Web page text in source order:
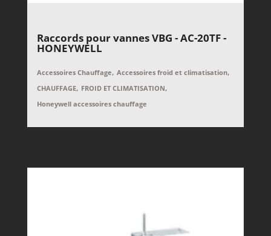
Raccords pour vannes VBG - AC-20TF -
HONEYWELL
Accessoires Chauffage, Accessoires froid et climatisation,
CHAUFFAGE, FROID ET CLIMATISATION,
Honeywell accessoires chauffage